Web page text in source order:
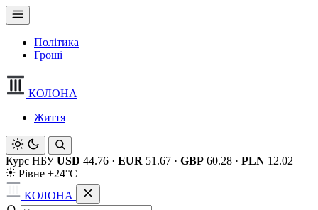
Політика
Гроші
КОЛОНА
Життя
Курс НБУ USD 44.76 · EUR 51.67 · GBP 60.28 · PLN 12.02
Рівне +24°C
КОЛОНА